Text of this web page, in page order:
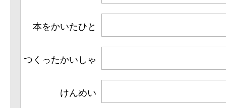
本をかいたひと
つくったかいしゃ
けんめい